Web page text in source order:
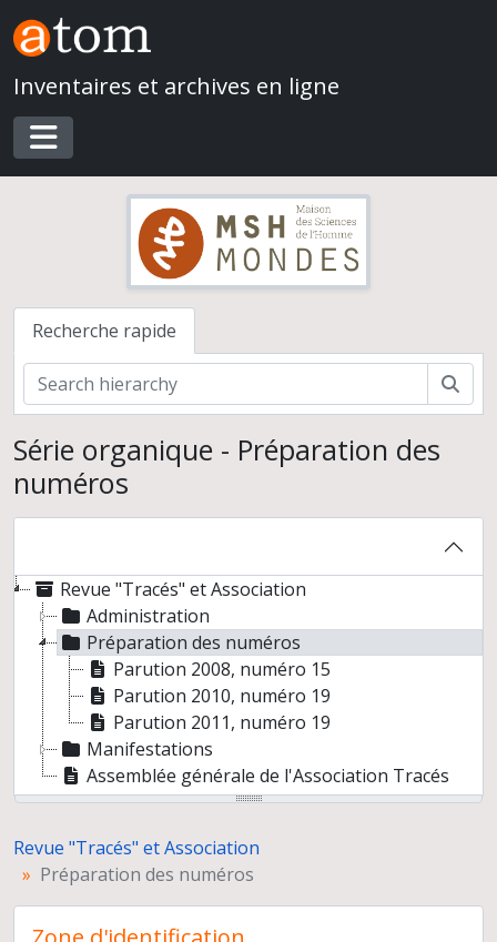
Skip to main content
Inventaires et archives en ligne
Toggle navigation
Recherche rapide
Série organique - Préparation des
numéros
Revue "Tracés" et Association
Administration
Préparation des numéros
Parution 2008, numéro 15
Parution 2010, numéro 19
Parution 2011, numéro 19
Manifestations
Assemblée générale de l'Association Tracés
Revue "Tracés" et Association
Préparation des numéros